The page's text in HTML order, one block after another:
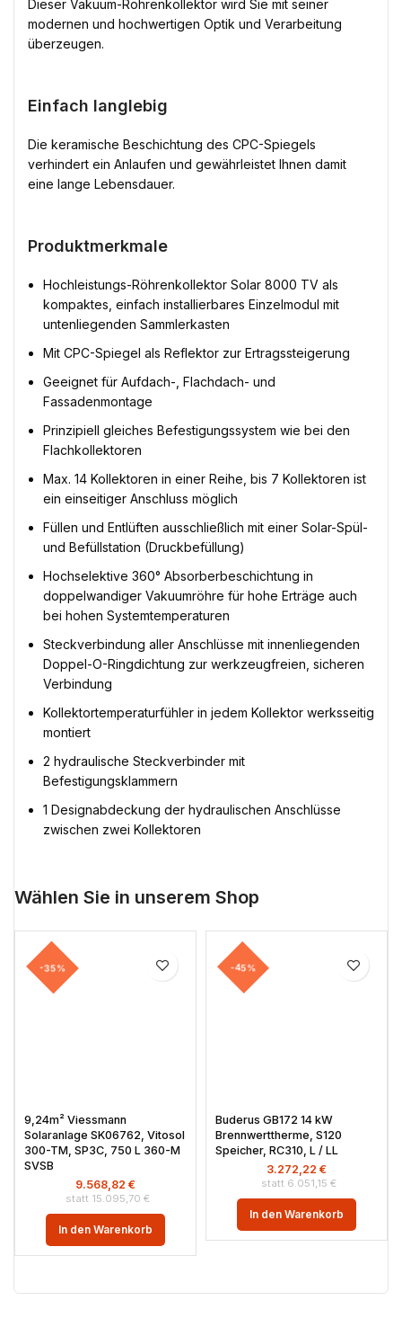
Dieser Vakuum-Röhrenkollektor wird Sie mit seiner
modernen und hochwertigen Optik und Verarbeitung
überzeugen.
Einfach langlebig
Die keramische Beschichtung des CPC-Spiegels
verhindert ein Anlaufen und gewährleistet Ihnen damit
eine lange Lebensdauer.
Produktmerkmale
Hochleistungs-Röhrenkollektor Solar 8000 TV als
kompaktes, einfach installierbares Einzelmodul mit
untenliegenden Sammlerkasten
Mit CPC-Spiegel als Reflektor zur Ertragssteigerung
Geeignet für Aufdach-, Flachdach- und
Fassadenmontage
Prinzipiell gleiches Befestigungssystem wie bei den
Flachkollektoren
Max. 14 Kollektoren in einer Reihe, bis 7 Kollektoren ist
ein einseitiger Anschluss möglich
Füllen und Entlüften ausschließlich mit einer Solar-Spül-
und Befüllstation (Druckbefüllung)
Hochselektive 360° Absorberbeschichtung in
doppelwandiger Vakuumröhre für hohe Erträge auch
bei hohen Systemtemperaturen
Steckverbindung aller Anschlüsse mit innenliegenden
Doppel-O-Ringdichtung zur werkzeugfreien, sicheren
Verbindung
Kollektortemperaturfühler in jedem Kollektor werksseitig
montiert
2 hydraulische Steckverbinder mit
Befestigungsklammern
1 Designabdeckung der hydraulischen Anschlüsse
zwischen zwei Kollektoren
Wählen Sie in unserem Shop
-35%
9,24m² Viessmann
Solaranlage SK06762, Vitosol
300-TM, SP3C, 750 L 360-M
SVSB
15.095,70 €
9.568,82 €
In den Warenkorb
-45%
Buderus GB172 14 kW
Brennwerttherme, S120
Speicher, RC310, L / LL
6.051,15 €
3.272,22 €
In den Warenkorb